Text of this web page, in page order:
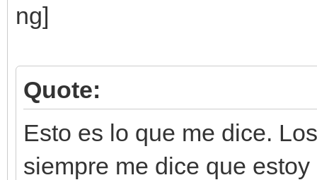
Quote:
Esto es lo que me dice.
siempre me dice que